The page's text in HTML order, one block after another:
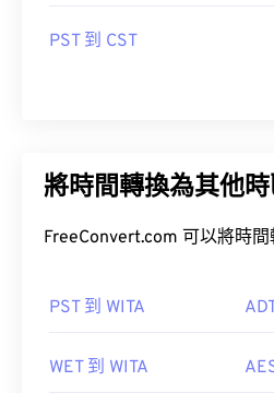
PST 到 CST
將時間轉換為其他
FreeConvert.com 可以將時
PST 到 WITA
WET 到 WITA